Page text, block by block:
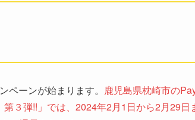
ペーンが始まります。 鹿児島県枕崎市の
３弾!!​」では、2024年2月1日から2月29日